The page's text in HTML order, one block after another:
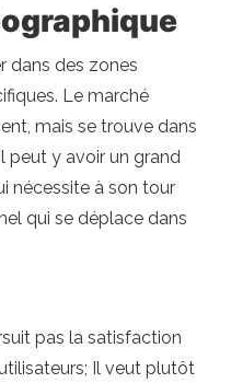
dans des zones
Le marché
mais se trouve dans
peut y avoir un grand
nécessite à son tour
qui se déplace dans
pas la satisfaction
Il veut plutôt